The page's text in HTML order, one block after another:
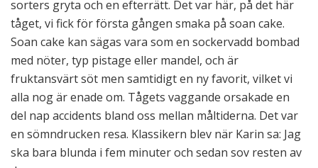
sorters gryta och en efterrätt. Det var här, på det här
tåget, vi fick för första gången smaka på soan cake.
Soan cake kan sägas vara som en sockervadd bombad
med nöter, typ pistage eller mandel, och är
fruktansvärt söt men samtidigt en ny favorit, vilket vi
alla nog är enade om. Tågets vaggande orsakade en
del nap accidents bland oss mellan måltiderna. Det var
en sömndrucken resa. Klassikern blev när Karin sa: Jag
ska bara blunda i fem minuter och sedan sov resten av